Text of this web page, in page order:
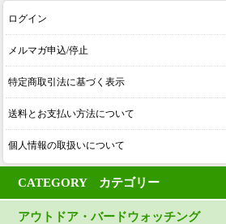
ログイン
メルマガ申込/停止
特定商取引法に基づく表示
送料とお支払い方法について
個人情報の取扱いについて
CATEGORY カテゴリー
アウトドア・バードウォッチング